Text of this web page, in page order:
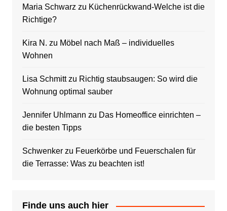
Maria Schwarz zu Küchenrückwand-Welche ist die
Richtige?
Kira N. zu Möbel nach Maß – individuelles
Wohnen
Lisa Schmittzu Richtig staubsaugen: So wird die
Wohnung optimal sauber
Jennifer Uhlmann zu Das Homeoffice einrichten –
die besten Tipps
Schwenkerzu Feuerkörbe und Feuerschalen für
die Terrasse: Was zu beachten ist!
Finde uns auch hier